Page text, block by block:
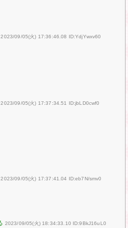
2023/09/05(火) 17:36:46.08 ID:YdjYwxv60
2023/09/05(火) 17:37:34.51 ID:jbLD0cwf0
2023/09/05(火) 17:37:41.04 ID:eb7N/smv0
2023/09/05(火) 18:34:33.10 ID:9BkJ16uL0